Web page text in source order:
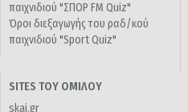
παιχνιδιού "ΣΠΟΡ FM Quiz"
Όροι διεξαγωγής του ραδ/κού
παιχνιδιού "Sport Quiz"
SITES ΤΟΥ ΟΜΙΛΟΥ
skai.gr